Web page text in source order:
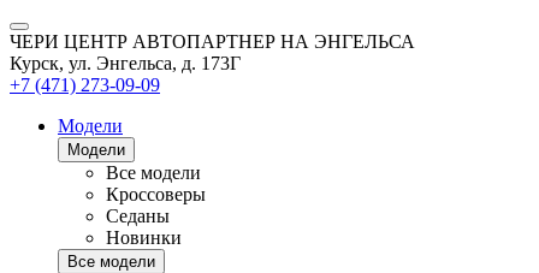
ЧЕРИ ЦЕНТР АВТОПАРТНЕР НА ЭНГЕЛЬСА
Курск, ул. Энгельса, д. 173Г
+7 (471) 273-09-09
Модели
Модели
Все модели
Кроссоверы
Седаны
Новинки
Все модели